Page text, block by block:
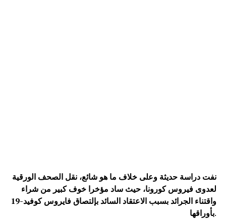
نفت دراسة حديثة وعلى خلاف ما هو شائع، نقل الصحف الورقية
لعدوى فيروس كورونا، حيث ساد مؤخرا خوف كبير من شراء
واقتناء الجرائد بسبب الاعتقاد السائد بإلتصاق فايروس كوفيد-19
بأوراقها.